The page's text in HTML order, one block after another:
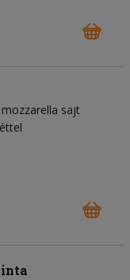
mozzarella sajt